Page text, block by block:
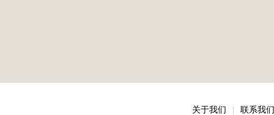
关于我们 联系我们